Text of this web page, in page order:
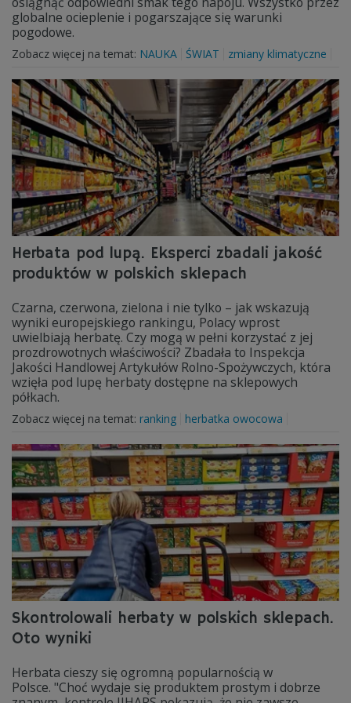
globalne ocieplenie i pogarszające się warunki
pogodowe.
Zobacz więcej na temat: NAUKA ŚWIAT zmiany klimatyczne
Herbata pod lupą. Eksperci zbadali jakość
produktów w polskich sklepach
Czarna, czerwona, zielona i nie tylko – jak wskazują
wyniki europejskiego rankingu, Polacy wprost
uwielbiają herbatę. Czy mogą w pełni korzystać z jej
prozdrowotnych właściwości? Zbadała to Inspekcja
Jakości Handlowej Artykułów Rolno-Spożywczych, która
wzięła pod lupę herbaty dostępne na sklepowych
półkach.
Zobacz więcej na temat: ranking herbatka owocowa
Skontrolowali herbaty w polskich sklepach.
Oto wyniki
Herbata cieszy się ogromną popularnością w
Polsce. "Choć wydaje się produktem prostym i dobrze